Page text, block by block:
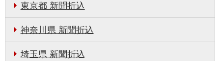
東京都 新聞折込
神奈川県 新聞折込
埼玉県 新聞折込